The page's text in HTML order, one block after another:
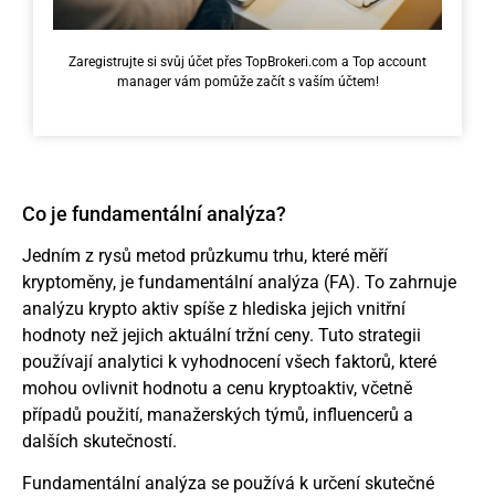
Zaregistrujte si svůj účet přes TopBrokeri.com a Top account
manager vám pomůže začít s vaším účtem!
Co je fundamentální analýza?
Jedním z rysů metod průzkumu trhu, které měří
kryptoměny, je fundamentální analýza (FA). To zahrnuje
analýzu krypto aktiv spíše z hlediska jejich vnitřní
hodnoty než jejich aktuální tržní ceny. Tuto strategii
používají analytici k vyhodnocení všech faktorů, které
mohou ovlivnit hodnotu a cenu kryptoaktiv, včetně
případů použití, manažerských týmů, influencerů a
dalších skutečností.
Fundamentální analýza se používá k určení skutečné